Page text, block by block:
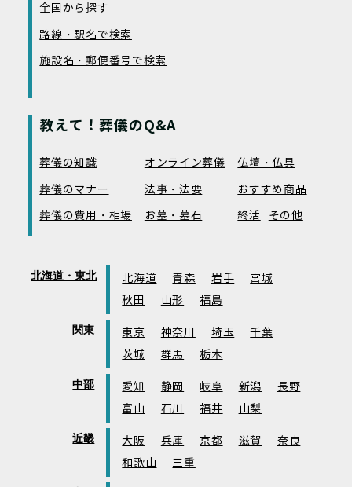
全国から探す
路線・駅名で検索
施設名・郵便番号で検索
教えて！葬儀のQ&A
葬儀の知識 オンライン葬儀
仏壇・仏具
葬儀のマナー
法事・法要
おすすめ商品
葬儀の費用・相場
お墓・墓石 終活 その他
北海道・東北 北海道 青森 岩手
宮城
秋田
山形 福島
関東 東京 神奈川 埼玉
千葉
茨城
群馬 栃木
中部 愛知 静岡 岐阜 新潟
長野
富山
石川 福井 山梨
近畿 大阪 兵庫 京都 滋賀
奈良
和歌山
三重